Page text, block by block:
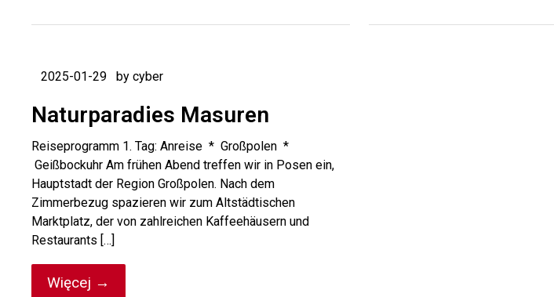
2025-01-29 by cyber
Naturparadies Masuren
Reiseprogramm 1. Tag: Anreise * Großpolen *
Geißbockuhr Am frühen Abend treffen wir in Posen ein,
Hauptstadt der Region Großpolen. Nach dem
Zimmerbezug spazieren wir zum Altstädtischen
Marktplatz, der von zahlreichen Kaffeehäusern und
Restaurants […]
Więcej →